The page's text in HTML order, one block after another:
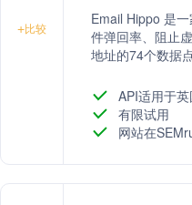
+比较
Email Hippo 是
件弹回率、阻止
地址的74个数据
API适用于英
有限试用
网站在